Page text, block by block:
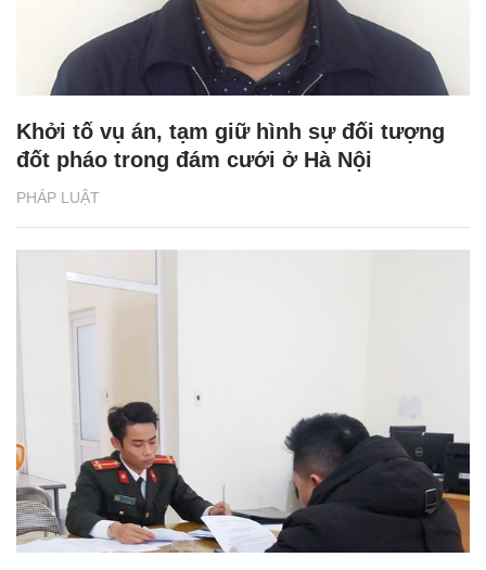
PHÁP LUẬT
Khởi tố vụ án, tạm giữ hình sự đối tượng
đốt pháo trong đám cưới ở Hà Nội